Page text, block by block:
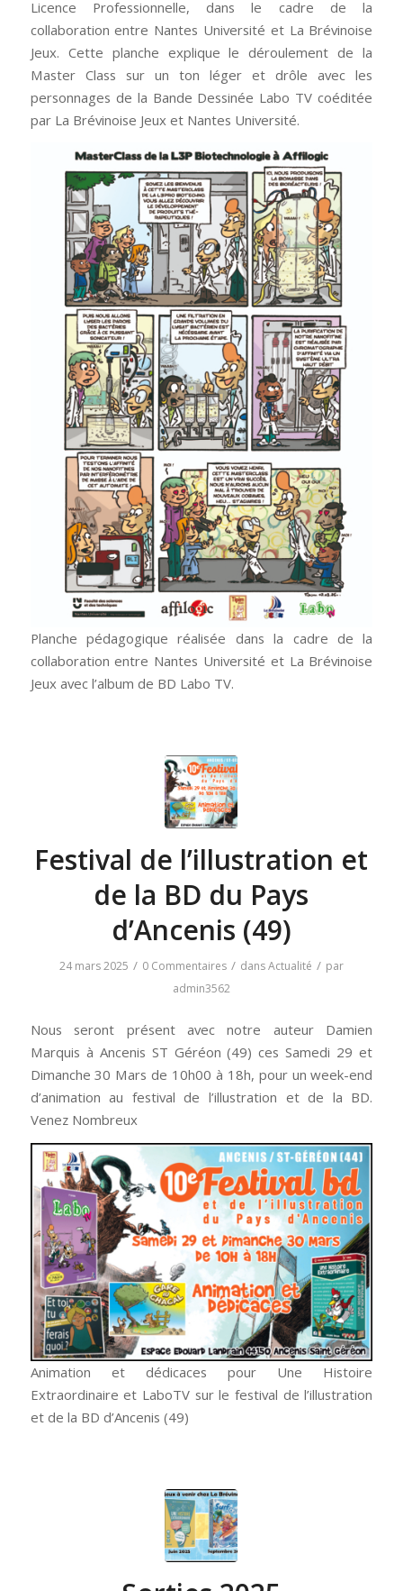
Licence Professionnelle, dans le cadre de la
collaboration entre Nantes Université et La Brévinoise
Jeux. Cette planche explique le déroulement de la
Master Class sur un ton léger et drôle avec les
personnages de la Bande Dessinée Labo TV coéditée
par La Brévinoise Jeux et Nantes Université.
Planche pédagogique réalisée dans la cadre de la
collaboration entre Nantes Université et La Brévinoise
Jeux avec l’album de BD Labo TV.
Festival de l’illustration et
de la BD du Pays
d’Ancenis (49)
24 mars 2025 / 0 Commentaires / dansActualité / par
admin3562
Nous seront présent avec notre auteur Damien
Marquis à Ancenis ST Géréon (49) ces Samedi 29 et
Dimanche 30 Mars de 10h00 à 18h, pour un week-end
d’animation au festival de l’illustration et de la BD.
Venez Nombreux
Animation et dédicaces pour Une Histoire
Extraordinaire et LaboTV sur le festival de l’illustration
et de la BD d’Ancenis (49)